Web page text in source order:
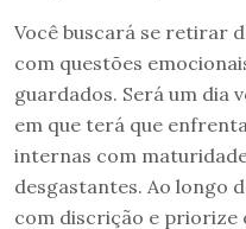
Você buscará se retirar
com questões
guardados. Será um dia
em que terá que
internas com
desgastantes. Ao longo
com discrição e priorize